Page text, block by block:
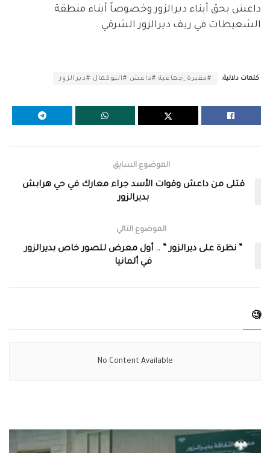
داعش بحق أبناء ديرالزور وخصوصاً أبناء منطقة
الشعيطات في ريف ديرالزور الشرقي .
كلمات دلالية: #مقبرة_جماعية #داعش #البوكمال #ديرالزور
الموضوع السابق
قتلى من داعش وقوات الأسد جراء معارك في حي هرابش
بديرالزور
الموضوع التالي
” نظرة على ديرالزور ” .. أول معرض للصور خاص بديرالزور
في ألمانيا
🧐
No Content Available